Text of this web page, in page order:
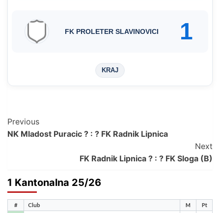
FK PROLETER SLAVINOVICI 1
KRAJ
Post
Navigation
Previous
NK Mladost Puracic ? : ? FK Radnik Lipnica
Next
FK Radnik Lipnica ? : ? FK Sloga (B)
1 Kantonalna 25/26
# Club M Pt